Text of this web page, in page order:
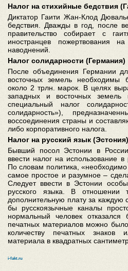
Налог на стихийные бедствия
Диктатор Гаити Жан-Клод
бедствия. Дважды в год, после
правительство собирает с
иностранцев пожертвования
наводнений.
Налог солидарности (Германия)
После объединения Германии
восточных земель необходимы
около 2 трлн. марок. В целях
западных и восточных
специальный налог
солидарность»),
воссоединения страны и
либо корпоративного налога.
Налог на русский язык (Эстония)
Бывший посол Эстонии в
ввести налог на использование в
По словам политика, «необходимо
самое простое и разумное –
Следует ввести в Эстонии
русского языка. В отношении
дополнительную плату за каждую
бы русскоязычные каналы
нормальный человек
печатных материалов можно
количеству печатных
материала в квадратных
i-fakt.ru